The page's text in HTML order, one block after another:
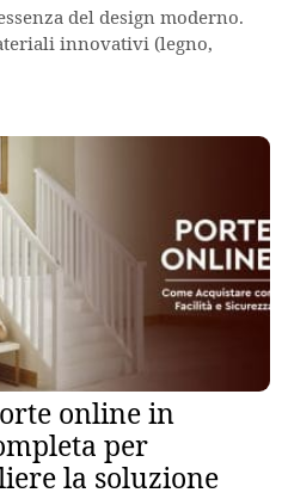
del design moderno.
innovativi (legno,
online in
per
la soluzione